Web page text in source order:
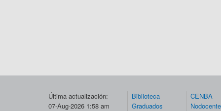
Última actualización:
07-Aug-2026 1:58 am
Biblioteca
Graduados
CENBA